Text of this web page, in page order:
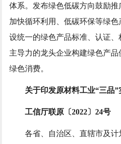
体系。发布绿色低碳方向鼓励推
加快循环利用、低碳环保等绿
设统一的绿色产品标准、认证
主导力的龙头企业构建绿色产
绿色消费。
关于印发原材料工业“三品
工信厅联原〔2022〕24号
各省、自治区、直辖市及